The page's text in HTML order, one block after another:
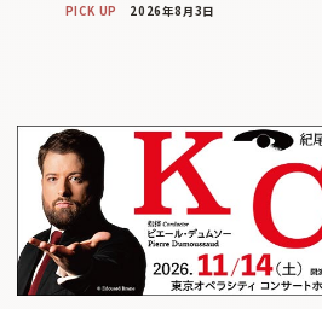
PICK UP 2026年8月3日